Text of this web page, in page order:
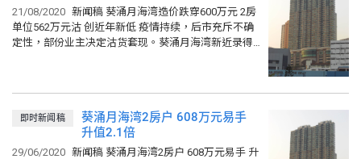
21/08/2020 新闻稿 葵涌月海湾造价跌穿600万元 2房
单位562万元沽 创近年新低 疫情持续，后市充斥不确
定性，部份业主决定沽货套现。葵涌月海湾新近录得1
即时新闻稿
葵涌月海湾2房户 608万元易手
升值2.1倍
29/06/2020 新闻稿 葵涌月海湾2房户 608万元易手 升